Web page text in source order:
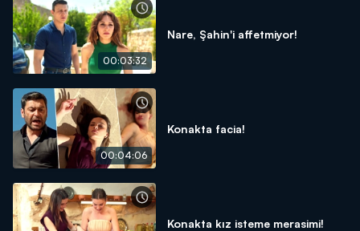
00:03:32
Nare, Şahin'i affetmiyor!
00:04:06
Konakta facia!
Konakta kız isteme merasimi!